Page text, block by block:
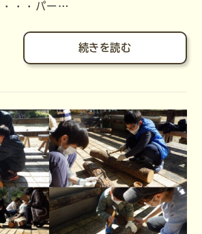
・・・パー…
続きを読む